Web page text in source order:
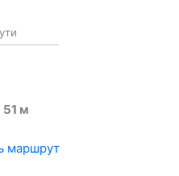
51 м
маршрут